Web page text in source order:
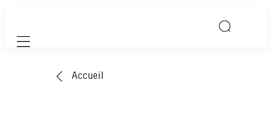
Mobile navigation
Accueil